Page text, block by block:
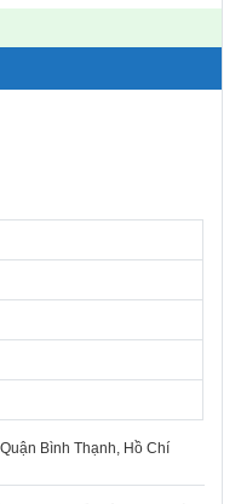
Bình Thạnh, Hồ Chí